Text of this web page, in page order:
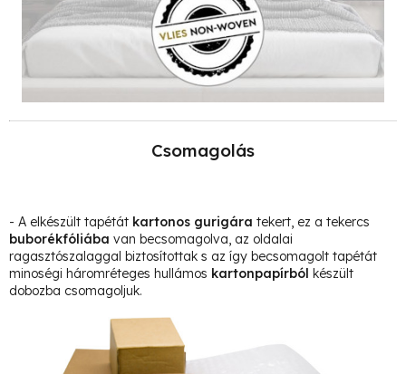
Csomagolás
- A elkészült tapétát kartonos gurigára tekert, ez a tekercs
buborékfóliába van becsomagolva, az oldalai
ragasztószalaggal biztosítottak s az így becsomagolt tapétát
minoségi háromréteges hullámos kartonpapírból készült
dobozba csomagoljuk.